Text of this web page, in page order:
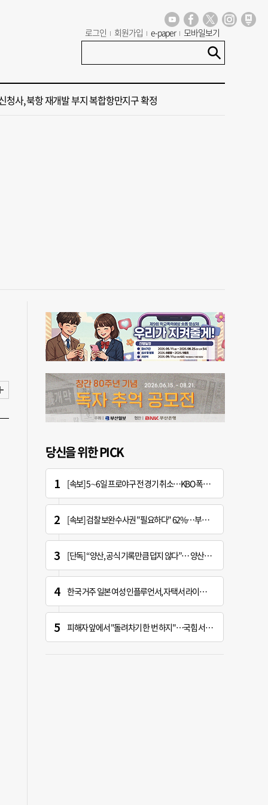
로그인 회원가입 e-paper 모바일보기
호 태풍 돌핀 경로, 내주 중국 상륙…'불가마 더위' 언제까지
이드' 자처한 한동훈…'구포데이'로 북구 알리기 총력
당신을 위한 PICK
[속보] 5∼6일 프로야구 전 경기 취소…KBO 폭염 긴급대책 회의 개최
[속보] 검찰 보완수사권 "필요하다" 62%…부동산 정책 "잘못하고 있다" 57%
[단독] “양산, 공식 기록만큼 덥지 않다”… 양산시, 기상청에 관측장비 이동 요청
한국 거주 일본 여성 인플루언서, 자택서 라이브 방송 중 사망
피해자 앞에서 "돌려차기 한 번 하지"…국힘 서범수 황당한 망언